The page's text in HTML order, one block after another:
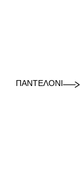
ΠΑΝΤΕΛΌΝΙ